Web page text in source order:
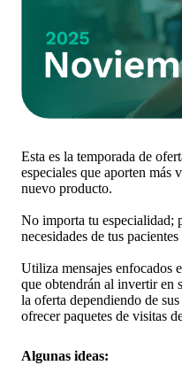
Esta es la temporada de
especiales que aporten más
nuevo producto.
No importa tu especialidad;
necesidades de tus
Utiliza mensajes enfocados
que obtendrán al invertir en
la oferta dependiendo de
ofrecer paquetes de visitas
Algunas ideas: